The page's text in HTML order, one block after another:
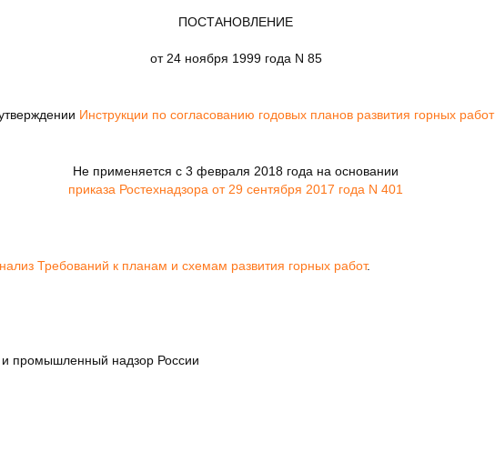
ПОСТАНОВЛЕНИЕ
от 24 ноября 1999 года N 85
Инструкции по согласованию годовых планов развития горных работ
Не применяется с 3 февраля 2018 года на основании
приказа Ростехнадзора от 29 сентября 2017 года N 401
Требований к планам и схемам развития горных работ.
промышленный надзор России